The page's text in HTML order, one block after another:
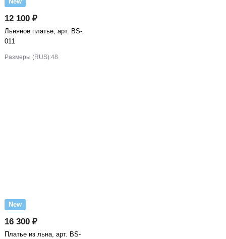
12 100 ₽
Льняное платье, арт. BS-
011
Размеры (RUS):48
New
16 300 ₽
Платье из льна, арт. BS-